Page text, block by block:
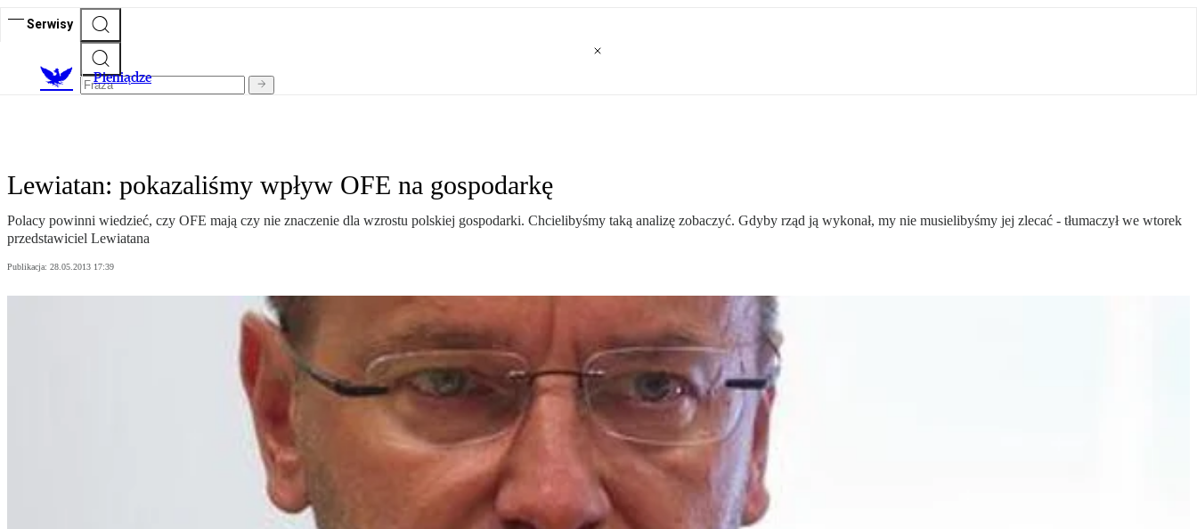
Serwisy
Pieniądze
Lewiatan: pokazaliśmy wpływ OFE na gospodarkę
Polacy powinni wiedzieć, czy OFE mają czy nie znaczenie dla wzrostu polskiej gospodarki. Chcielibyśmy taką analizę zobaczyć. Gdyby rząd ją wykonał, my nie musielibyśmy jej zlecać - tłumaczył we wtorek
przedstawiciel Lewiatana
Publikacja: 28.05.2013 17:39